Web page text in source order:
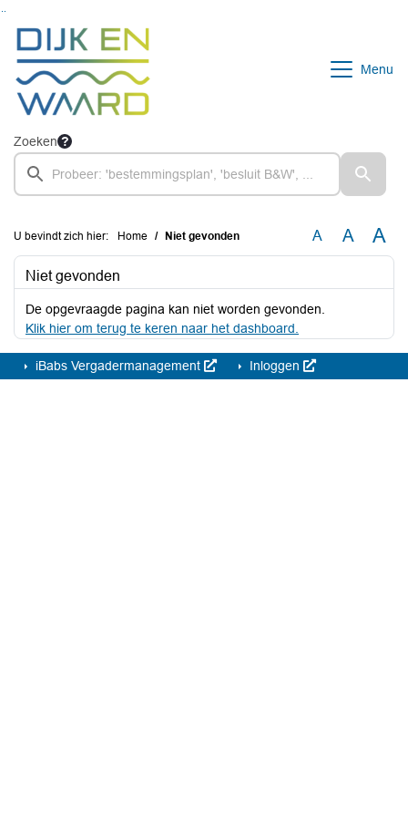
Menu
Zoeken
U bevindt zich hier: Home Niet gevonden A A A
Niet gevonden
De opgevraagde pagina kan niet worden gevonden.
Klik hier om terug te keren naar het dashboard.
iBabs Vergadermanagement Inloggen